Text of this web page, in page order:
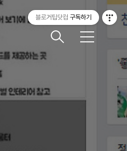
메
블로거팁닷컴 구독하기